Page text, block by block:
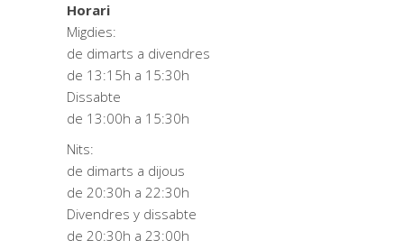
Horari
Migdies:
de dimarts a divendres
de 13:15h a 15:30h
Dissabte
de 13:00h a 15:30h
Nits:
de dimarts a dijous
de 20:30h a 22:30h
Divendres y dissabte
de 20:30h a 23:00h